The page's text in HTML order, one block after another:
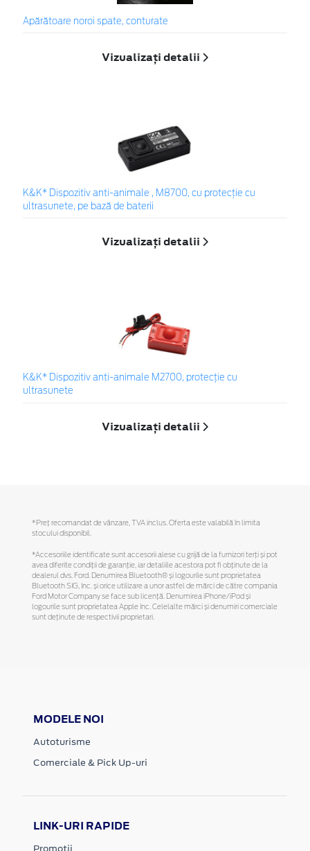
Apărătoare noroi spate, conturate
Vizualizați detalii
K&K* Dispozitiv anti-animale , M8700, cu protecție cu
ultrasunete, pe bază de baterii
Vizualizați detalii
K&K* Dispozitiv anti-animale M2700, protecție cu
ultrasunete
Vizualizați detalii
*Preţ recomandat de vânzare, TVA inclus. Oferta este valabilă în limita
stocului disponibil.
*Accesoriile identificate sunt accesorii alese cu grijă de la furnizori terți și pot
avea diferite condiții de garanție, iar detaliile acestora pot fi obținute de la
dealerul dvs. Ford. Denumirea Bluetooth® și logourile sunt proprietatea
Bluetooth SIG, Inc. și orice utilizare a unor astfel de mărci de către compania
Ford Motor Company se face sub licență. Denumirea iPhone/iPod și
logourile sunt proprietatea Apple Inc. Celelalte mărci și denumiri comerciale
sunt deținute de respectivii proprietari.
MODELE NOI
Autoturisme
Comerciale & Pick Up-uri
LINK-URI RAPIDE